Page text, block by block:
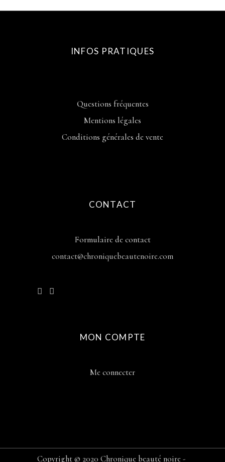
INFOS PRATIQUES
Questions fréquentes
Mentions légales
Conditions générales de vente
CONTACT
Formulaire de contact
contact@chroniquebeautenoire.com
MON COMPTE
Me connecter
Copyright © 2020 Chronique beauté noire -